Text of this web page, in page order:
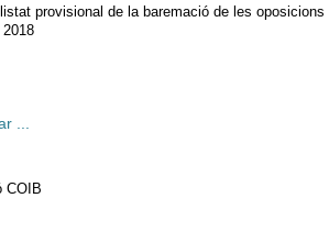
provisional de la baremació de les oposicions
2018
...
COIB